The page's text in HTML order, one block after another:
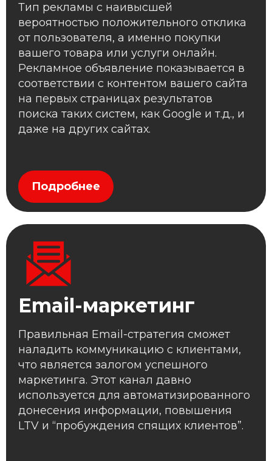
Тип рекламы с наивысшей
вероятностью положительного отклика
от пользователя, а именно покупки
вашего товара или услуги онлайн.
Рекламное объявление показывается в
соответствии с контентом вашего сайта
на первых страницах результатов
поиска таких систем, как Google и т.д., и
даже на других сайтах.
Подробнее
Email-маркетинг
Правильная Email-стратегия сможет
наладить коммуникацию с клиентами,
что является залогом успешного
маркетинга. Этот канал давно
используется для автоматизированного
донесения информации, повышения
LTV и “пробуждения спящих клиентов”.